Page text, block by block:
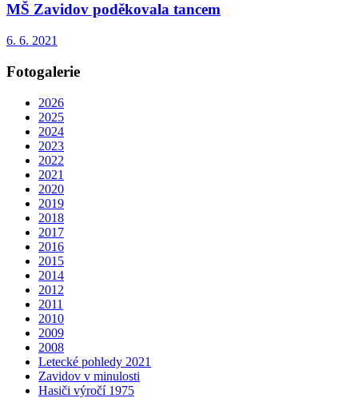
MŠ Zavidov poděkovala tancem
6. 6. 2021
Fotogalerie
2026
2025
2024
2023
2022
2021
2020
2019
2018
2017
2016
2015
2014
2012
2011
2010
2009
2008
Letecké pohledy 2021
Zavidov v minulosti
Hasiči výročí 1975